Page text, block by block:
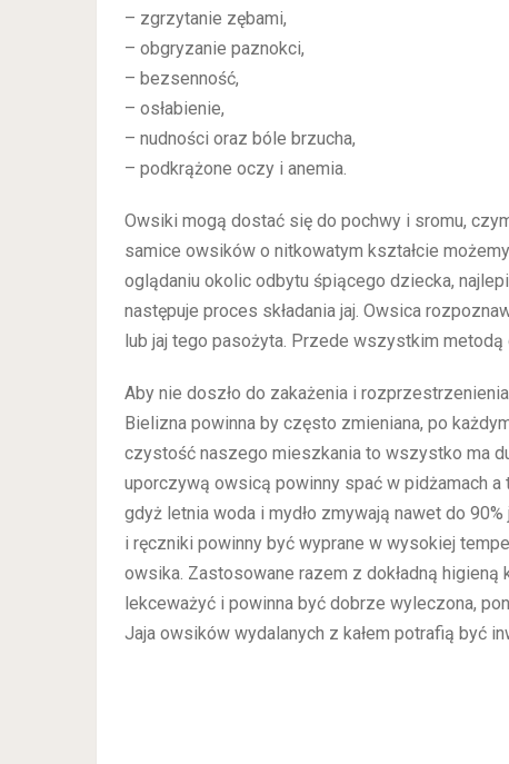
– zgrzytanie zębami,
– obgryzanie paznokci,
– bezsenność,
– osłabienie,
– nudności oraz bóle brzucha,
– podkrążone oczy i anemia.
Owsiki mogą dostać się do pochwy i sromu,
samice owsików o nitkowatym kształcie
oglądaniu okolic odbytu śpiącego dziecka,
następuje proces składania jaj. Owsica
lub jaj tego pasożyta. Przede wszystkim
Aby nie doszło do zakażenia i
Bielizna powinna by często zmieniana, po
czystość naszego mieszkania to wszystko ma
uporczywą owsicą powinny spać w pidżamach
gdyż letnia woda i mydło zmywają nawet do
i ręczniki powinny być wyprane w wysokiej
owsika. Zastosowane razem z dokładną higieną
lekceważyć i powinna być dobrze wyleczona,
Jaja owsików wydalanych z kałem potrafią być